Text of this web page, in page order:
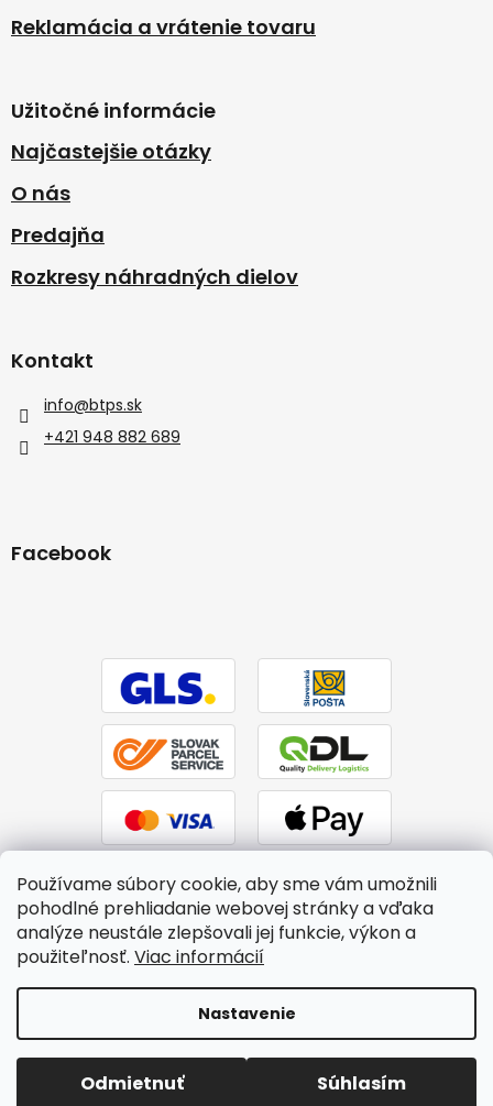
Používame súbory cookie, aby sme vám umožnili
pohodlné prehliadanie webovej stránky a vďaka
analýze neustále zlepšovali jej funkcie, výkon a
použiteľnosť. Viac informácií
Nastavenie
Odmietnuť Súhlasím
Reklamácia a vrátenie tovaru
Užitočné informácie
Najčastejšie otázky
O nás
Predajňa
Rozkresy náhradných dielov
Kontakt
info@btps.sk
+421 948 882 689
Facebook
Copyright 2026BTPS.sk. Všetky práva vyhradené.Upraviť
nastavenie cookies